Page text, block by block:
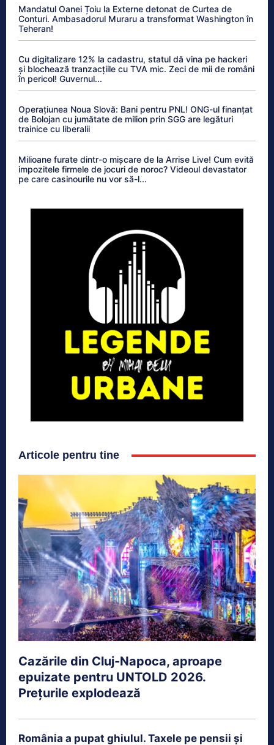
Mandatul Oanei Țoiu la Externe detonat de Curtea de
Conturi. Ambasadorul Muraru a transformat Washington în
Teheran!
Cu digitalizare 12% la cadastru, statul dă vina pe hackeri
și blochează tranzacțiile cu TVA mic. Zeci de mii de români
în pericol! Guvernul...
Operațiunea Noua Slovă: Bani pentru PNL! ONG-ul finanțat
de Bolojan cu jumătate de milion prin SGG are legături
trainice cu liberalii
Milioane furate dintr-o mișcare de la Arrise Live! Cum evită
impozitele firmele de jocuri de noroc? Videoul devastator
pe care casinourile nu vor să-l...
Articole pentru tine
Cazările din Cluj-Napoca, aproape
epuizate pentru UNTOLD 2026.
Prețurile explodează
România a pupat ghiulul. Taxele pe pensii și